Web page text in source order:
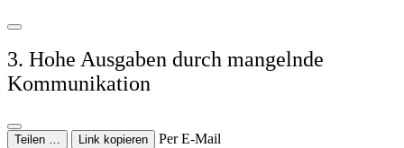
3. Hohe Ausgaben durch mangelnde
Kommunikation
Teilen … Link kopieren Per E-Mail